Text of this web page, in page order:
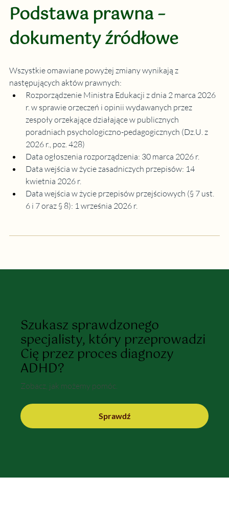
Podstawa prawna –
dokumenty źródłowe
Wszystkie omawiane powyżej zmiany wynikają z
następujących aktów prawnych:
Rozporządzenie Ministra Edukacji z dnia 2 marca 2026
r. w sprawie orzeczeń i opinii wydawanych przez
zespoły orzekające działające w publicznych
poradniach psychologiczno-pedagogicznych (Dz.U. z
2026 r., poz. 428)
Data ogłoszenia rozporządzenia: 30 marca 2026 r.
Data wejścia w życie zasadniczych przepisów: 14
kwietnia 2026 r.
Data wejścia w życie przepisów przejściowych (§ 7 ust.
6 i 7 oraz § 8): 1 września 2026 r.
Szukasz sprawdzonego
specjalisty, który przeprowadzi
Cię przez proces diagnozy
ADHD?
Zobacz, jak możemy pomóc.
Sprawdź